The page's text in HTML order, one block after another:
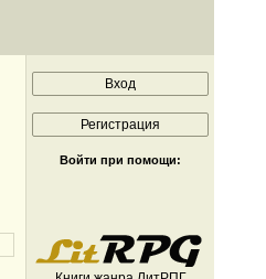
Войти при помощи: